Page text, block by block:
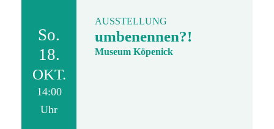
So.
18.
OKT.
14:00
Uhr
AUSSTELLUNG
umbenennen?!
Museum Köpenick